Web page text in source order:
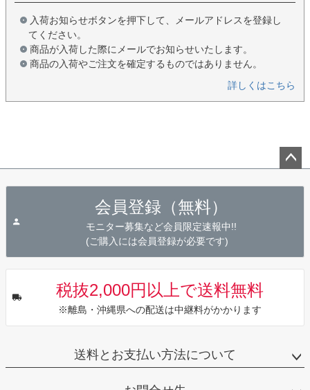
入荷お知らせボタンを押下して、メールアドレスを登録し
てください。
商品が入荷した際にメールでお知らせいたします。
商品の入荷やご注文を確定するものではありません。
詳しくはこちら
会員登録（無料）
モニター募集など会員限定速報中!!
(ご購入には会員登録が必要です)
税抜2,000円以上で送料無料
※離島・沖縄県への配送は中継料がかかります
送料とお支払い方法について